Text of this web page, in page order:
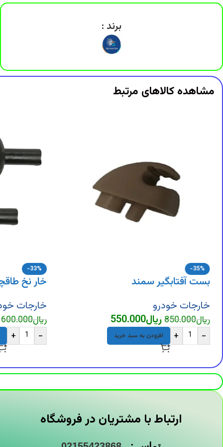
DigiArzanSara
DigiArzanSara
DigiArzanSara
DigiArzanSara
DigiArzanSara
DigiArzanSara
DigiArzanSara
DigiArzanSara
برند :
مشاهده کالاهای مرتبط
-35%
بست آفتابگیر سمند
خارجات خودرو
ریال850.000ریال550.000
-
+ افزودن به سبد خرید
-33%
خار نخ
خارجات
ریال600.000
-
+
ارتباط با مشتریان در فروشگاه